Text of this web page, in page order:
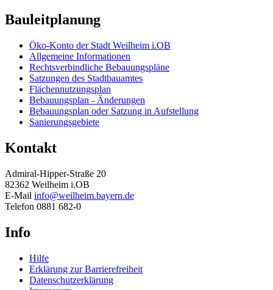
Bauleitplanung
Öko-Konto der Stadt Weilheim i.OB
Allgemeine Informationen
Rechtsverbindliche Bebauungspläne
Satzungen des Stadtbauamtes
Flächennutzungsplan
Bebauungsplan - Änderungen
Bebauungsplan oder Satzung in Aufstellung
Sanierungsgebiete
Kontakt
Admiral-Hipper-Straße 20
82362 Weilheim i.OB
E-Mail info@weilheim.bayern.de
Telefon 0881 682-0
Info
Hilfe
Erklärung zur Barrierefreiheit
Datenschutzerklärung